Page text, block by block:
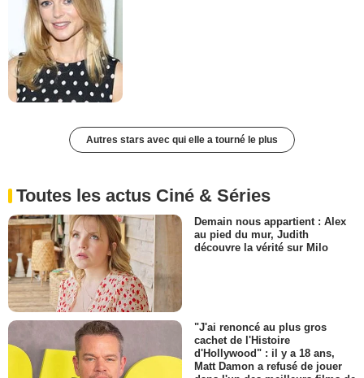
Autres stars avec qui elle a tourné le plus
Toutes les actus Ciné & Séries
Demain nous appartient : Alex
au pied du mur, Judith
découvre la vérité sur Milo
"J'ai renoncé au plus gros
cachet de l'Histoire
d'Hollywood" : il y a 18 ans,
Matt Damon a refusé de jouer